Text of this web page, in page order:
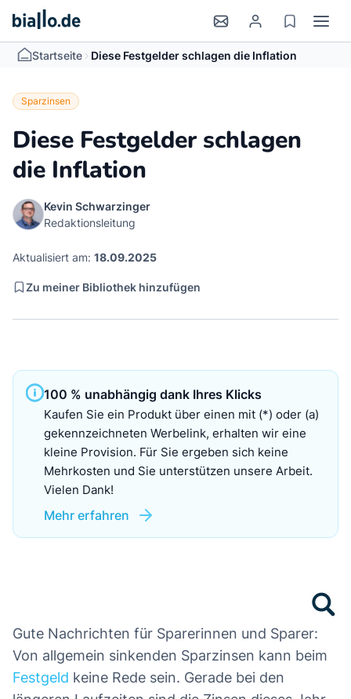
Startseite > Diese Festgelder schlagen die Inflation
Sparzinsen
Diese Festgelder schlagen
die Inflation
Kevin Schwarzinger
Redaktionsleitung
Aktualisiert am: 18.09.2025
Zu meiner Bibliothek hinzufügen
100 % unabhängig dank Ihres Klicks
Kaufen Sie ein Produkt über einen mit (*) oder (a)
gekennzeichneten Werbelink, erhalten wir eine
kleine Provision. Für Sie ergeben sich keine
Mehrkosten und Sie unterstützen unsere Arbeit.
Vielen Dank!
Mehr erfahren